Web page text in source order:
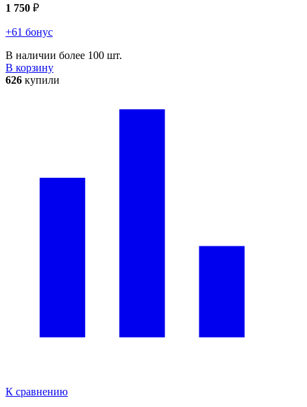
1 750 ₽
+61 бонус
В наличии более 100 шт.
В корзину
626 купили
К сравнению